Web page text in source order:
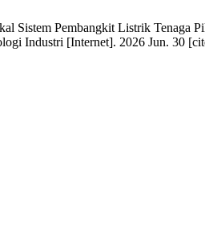
Sistem Pembangkit Listrik Tenaga
Industri [Internet]. 2026 Jun. 30